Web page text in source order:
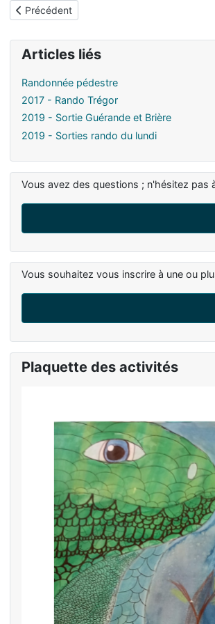
Article précédent : 2016 - Loisirs créatifs
Précédent
Articles liés
Randonnée pédestre
2017 - Rando Trégor
2019 - Sortie Guérande et Brière
2019 - Sorties rando du lundi
Vous avez des questions ; n'hésitez pas
Vous souhaitez vous inscrire à une ou
Plaquette des activités